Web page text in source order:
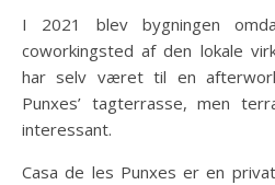
I 2021 blev bygningen
coworkingsted af den lokale
har selv været til en
Punxes’ tagterrasse, men
interessant.
Casa de les Punxes er en